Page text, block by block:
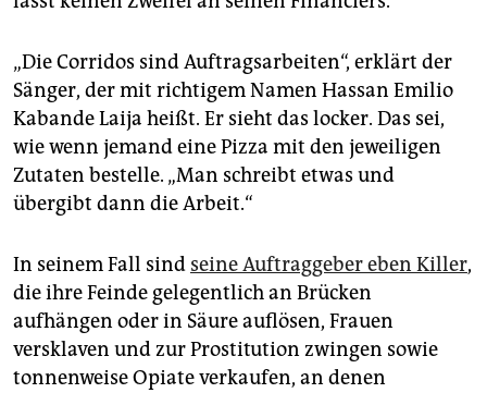
„Die Corridos sind Auftragsarbeiten“, erklärt der
Sänger, der mit richtigem Namen Hassan Emilio
Kabande Laija heißt. Er sieht das locker. Das sei,
wie wenn jemand eine Pizza mit den jeweiligen
Zutaten bestelle. „Man schreibt etwas und
übergibt dann die Arbeit.“
In seinem Fall sind seine Auftraggeber eben Killer,
die ihre Feinde gelegentlich an Brücken
aufhängen oder in Säure auflösen, Frauen
versklaven und zur Prostitution zwingen sowie
tonnenweise Opiate verkaufen, an denen